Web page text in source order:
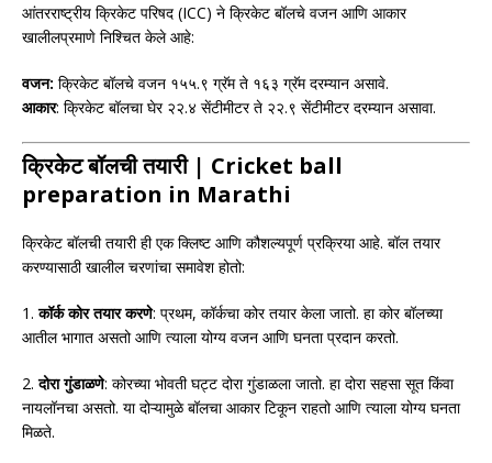
आंतरराष्ट्रीय क्रिकेट परिषद (ICC) ने क्रिकेट बॉलचे वजन आणि आकार
खालीलप्रमाणे निश्चित केले आहे:
वजन: क्रिकेट बॉलचे वजन १५५.९ ग्रॅम ते १६३ ग्रॅम दरम्यान असावे.
आकार: क्रिकेट बॉलचा घेर २२.४ सेंटीमीटर ते २२.९ सेंटीमीटर दरम्यान असावा.
क्रिकेट बॉलची तयारी | Cricket ball
preparation in Marathi
क्रिकेट बॉलची तयारी ही एक क्लिष्ट आणि कौशल्यपूर्ण प्रक्रिया आहे. बॉल तयार
करण्यासाठी खालील चरणांचा समावेश होतो:
1.कॉर्क कोर तयार करणे: प्रथम, कॉर्कचा कोर तयार केला जातो. हा कोर बॉलच्या
आतील भागात असतो आणि त्याला योग्य वजन आणि घनता प्रदान करतो.
2.दोरा गुंडाळणे: कोरच्या भोवती घट्ट दोरा गुंडाळला जातो. हा दोरा सहसा सूत किंवा
नायलॉनचा असतो. या दोऱ्यामुळे बॉलचा आकार टिकून राहतो आणि त्याला योग्य घनता
मिळते.